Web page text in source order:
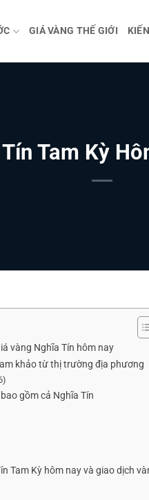
GIÁ VÀNG THẾ GIỚI
Tam Kỳ
vàng Nghĩa Tín hôm nay
khảo từ thị trường địa phương
gồm cả Nghĩa Tín
Tam Kỳ hôm nay và giao dịch